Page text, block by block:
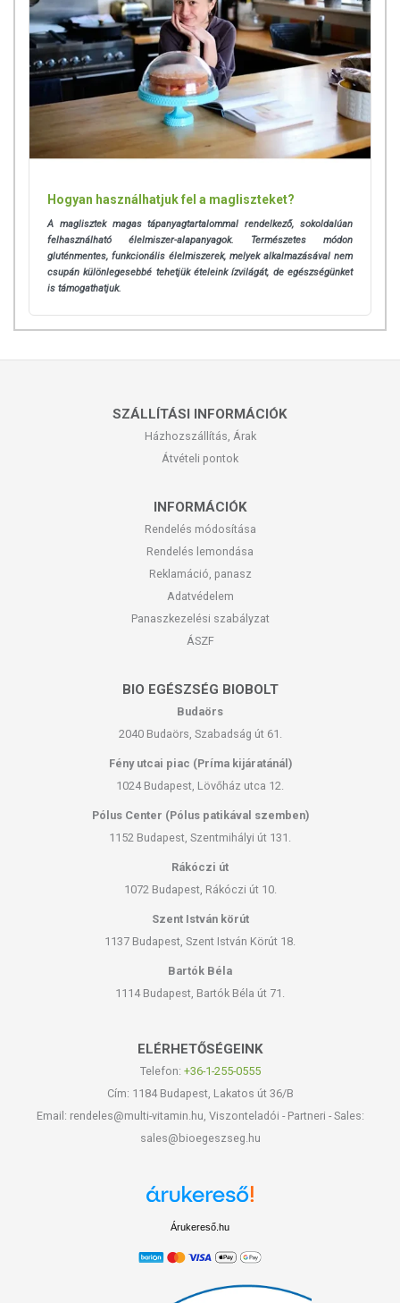
Hogyan használhatjuk fel a magliszteket?
A maglisztek magas tápanyagtartalommal rendelkező, sokoldalúan
felhasználható élelmiszer-alapanyagok. Természetes módon
gluténmentes, funkcionális élelmiszerek, melyek alkalmazásával nem
csupán különlegesebbé tehetjük ételeink ízvilágát, de egészségünket
is támogathatjuk.
SZÁLLÍTÁSI INFORMÁCIÓK
Házhozszállítás, Árak
Átvételi pontok
INFORMÁCIÓK
Rendelés módosítása
Rendelés lemondása
Reklamáció, panasz
Adatvédelem
Panaszkezelési szabályzat
ÁSZF
BIO EGÉSZSÉG BIOBOLT
Budaörs
2040 Budaörs, Szabadság út 61.
Fény utcai piac (Príma kijáratánál)
1024 Budapest, Lövőház utca 12.
Pólus Center (Pólus patikával szemben)
1152 Budapest, Szentmihályi út 131.
Rákóczi út
1072 Budapest, Rákóczi út 10.
Szent István körút
1137 Budapest, Szent István Körút 18.
Bartók Béla
1114 Budapest, Bartók Béla út 71.
ELÉRHETŐSÉGEINK
Telefon: +36-1-255-0555
Cím: 1184 Budapest, Lakatos út 36/B
Email: rendeles@multi-vitamin.hu, Viszonteladói - Partneri - Sales:
sales@bioegeszseg.hu
Árukereső.hu